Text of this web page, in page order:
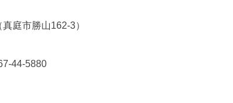
庭市勝山162-3）
44-5880